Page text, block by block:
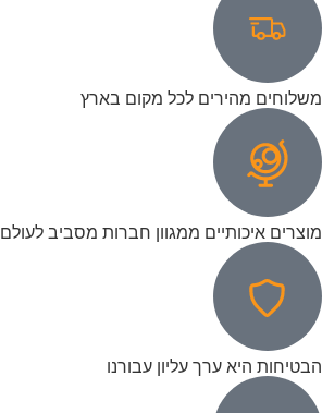
משלוחים מהירים לכל מקום בארץ
מוצרים איכותיים ממגוון חברות מסביב לעולם
הבטיחות היא ערך עליון עבורנו